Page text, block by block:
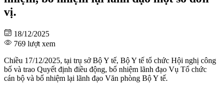
vị.
18/12/2025
769 lượt xem
Chiều 17/12/2025, tại trụ sở Bộ Y tế, Bộ Y tế tổ chức Hội nghị công
bố và trao Quyết định điều động, bổ nhiệm lãnh đạo Vụ Tổ chức
cán bộ và bổ nhiệm lại lãnh đạo Văn phòng Bộ Y tế.